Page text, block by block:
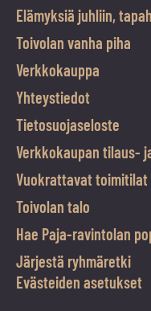
Elämyksiä juhliin,
Toivolan vanha piha
Verkkokauppa
Yhteystiedot
Tietosuojaseloste
Verkkokaupan tilaus-
Vuokrattavat toimitilat
Toivolan talo
Hae Paja-ravintolan
Järjestä ryhmäretki
Evästeiden asetukset